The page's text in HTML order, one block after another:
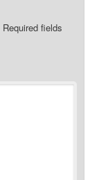
Required fields